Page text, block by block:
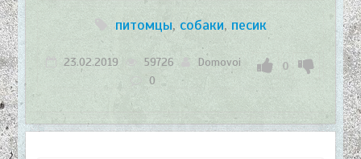
питомцы, собаки, песик
0
23.02.2019 59726
Domovoi
0